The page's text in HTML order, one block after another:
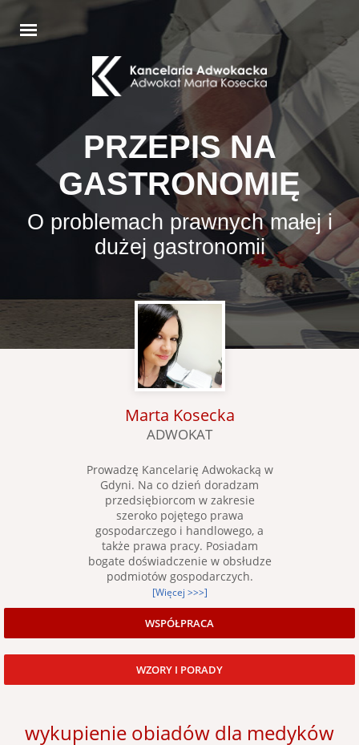
PRZEPIS NA
GASTRONOMIĘ
O problemach prawnych małej i
dużej gastronomii
Marta Kosecka
ADWOKAT
Prowadzę Kancelarię Adwokacką w
Gdyni. Na co dzień doradzam
przedsiębiorcom w zakresie
szeroko pojętego prawa
gospodarczego i handlowego, a
także prawa pracy. Posiadam
bogate doświadczenie w obsłudze
podmiotów gospodarczych.
[Więcej >>>]
WSPÓŁPRACA
WZORY I PORADY
wykupienie obiadów dla medyków